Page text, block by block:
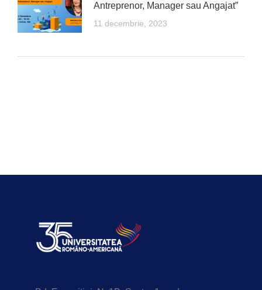
Antreprenor, Manager sau Angajat”
11 decembrie, 2023